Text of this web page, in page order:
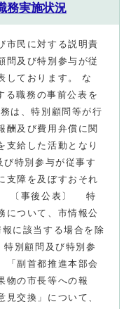
務実施状況
市民に対する説明責
問及び特別参与が従
しております。 な
る職務の事前公表を
は、特別顧問等が行
酬及び費用弁償に関
支給した活動となり
特別参与が従事す
支障を及ぼすおそれ
〔事後公表〕 特
について、市情報公
に該当する場合を除
別顧問及び特別参
「副首都推進本部会
物の市長等への報
交換」について、